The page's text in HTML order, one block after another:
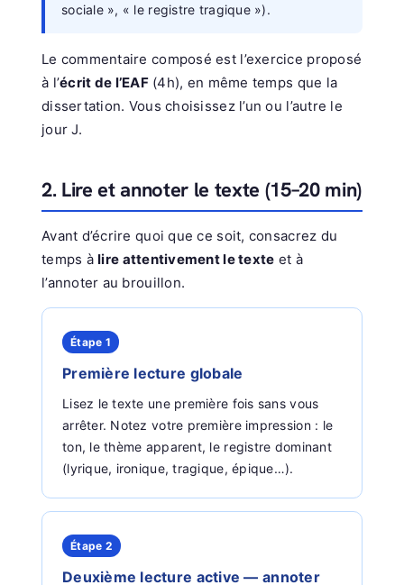
sociale », « le registre tragique »).
Le commentaire composé est l’exercice proposé
à l’écrit de l’EAF(4h), en même temps que la
dissertation. Vous choisissez l’un ou l’autre le
jour J.
2. Lire et annoter le texte (15–20 min)
Avant d’écrire quoi que ce soit, consacrez du
temps àlire attentivement le texte et à
l’annoter au brouillon.
Étape 1
Première lecture globale
Lisez le texte une première fois sans vous
arrêter. Notez votre première impression : le
ton, le thème apparent, le registre dominant
(lyrique, ironique, tragique, épique…).
Étape 2
Deuxième lecture active — annoter